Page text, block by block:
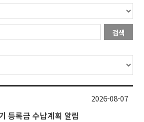
검색
등록금 수납계획 알림
2026-08-07